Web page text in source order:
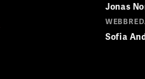
Jonas
Sofia